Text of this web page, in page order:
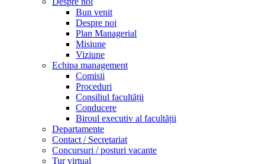
Bun venit
Despre noi
Plan Managerial
Misiune
Viziune
Echipa management
Comisii
Proceduri
Consiliul facultății
Conducere
Biroul executiv al facultății
Departamente
Contact / Secretariat
Concursuri / posturi vacante
Tur virtual